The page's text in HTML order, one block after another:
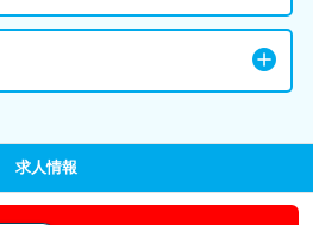
求人情報